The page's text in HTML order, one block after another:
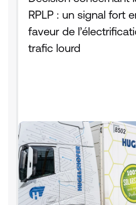
RPLP : un signal fort
faveur de
trafic lourd